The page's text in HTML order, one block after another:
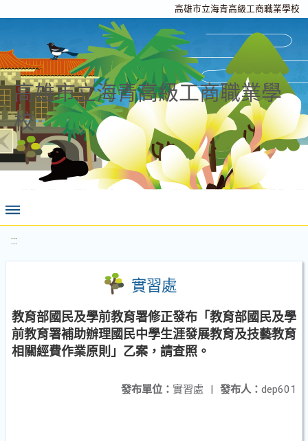
高雄市立海青高級工商職業學校
高雄市立海青高級工商職業學
校
:::
實習處
教育部國民及學前教育署修正發布「教育部國民及學
前教育署補助辦理國民中學生涯發展教育及技藝教育
相關經費作業原則」乙案，請查照。
發布人： dep601
發布單位： 實習處 |